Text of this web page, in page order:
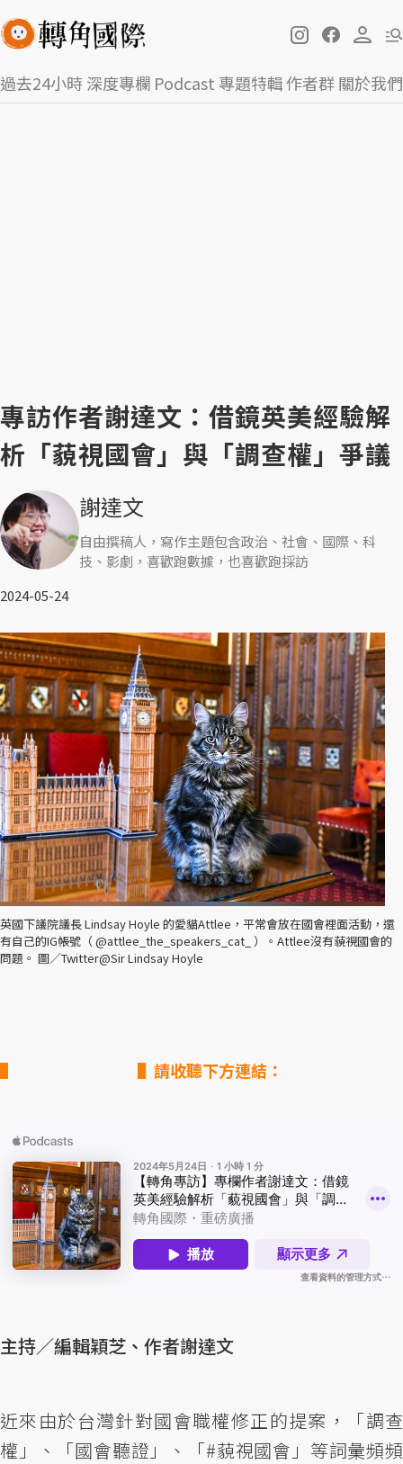
過去24小時深度專欄 Podcast 專題特輯作者群關於我們
專訪作者謝達文：借鏡英美經驗解
析「藐視國會」與「調查權」爭議
謝達文
自由撰稿人，寫作主題包含政治、社會、國際、科
技、影劇，喜歡跑數據，也喜歡跑採訪
2024-05-24
​英國下議院議長 Lindsay Hoyle 的愛貓Attlee，平常會放在國會裡面活動，還
有自己的IG帳號（ @attlee_the_speakers_cat_ ）。 ​ Attlee沒有藐視國會的
問題。 圖／Twitter@Sir Lindsay Hoyle
▌請收聽下方連結：
主持／編輯穎芝、作者謝達文
近來由於台灣針對國會職權修正的提案，「調查
權」、「國會聽證」、「#藐視國會」等詞彙頻頻